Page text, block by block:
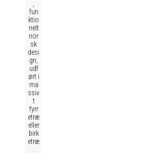
fun
ktio
nelt
nor
sk
desi
gn,
udf
ørt i
ma
ssiv
t
fyrr
etræ
eller
birk
etræ